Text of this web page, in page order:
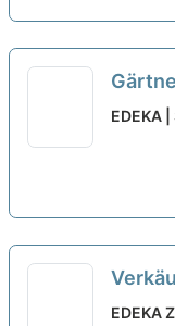
EDEKA
EDEKA